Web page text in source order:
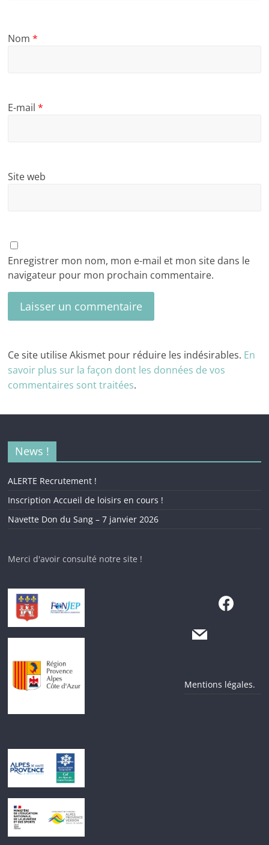
Nom*
E-mail*
Site web
Enregistrer mon nom, mon e-mail et mon site dans le
navigateur pour mon prochain commentaire.
Ce site utilise Akismet pour réduire les indésirables. En
savoir plus sur la façon dont les données de vos
commentaires sont traitées.
News !
ALERTE Recrutement !
Inscription Accueil de loisirs en cours !
Navette Don du Sang – 7 janvier 2026
Merci d'avoir consulté notre site !
Mentions légales.